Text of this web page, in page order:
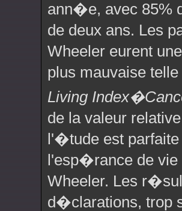
ann�e, avec 85%
de deux ans. Les
Wheeler eurent
plus mauvaise
Living
de la valeur
l'�tude est
l'esp�rance de
Wheeler. Les
d�clarations,